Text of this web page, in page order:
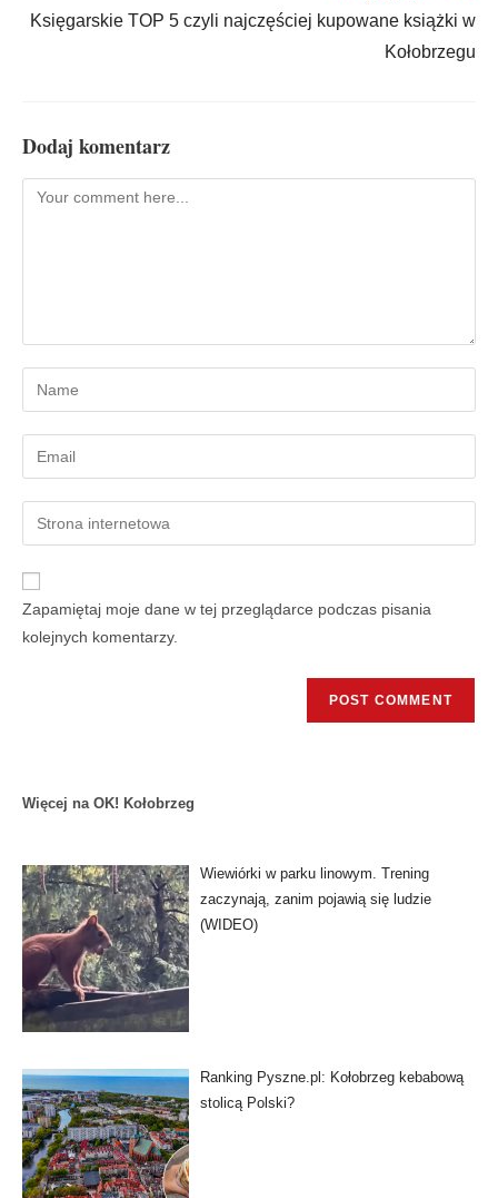
Księgarskie TOP 5 czyli najczęściej kupowane książki w
Kołobrzegu
Dodaj komentarz
Zapamiętaj moje dane w tej przeglądarce podczas pisania
kolejnych komentarzy.
Więcej na OK! Kołobrzeg
Wiewiórki w parku linowym. Trening
zaczynają, zanim pojawią się ludzie
(WIDEO)
Ranking Pyszne.pl: Kołobrzeg kebabową
stolicą Polski?